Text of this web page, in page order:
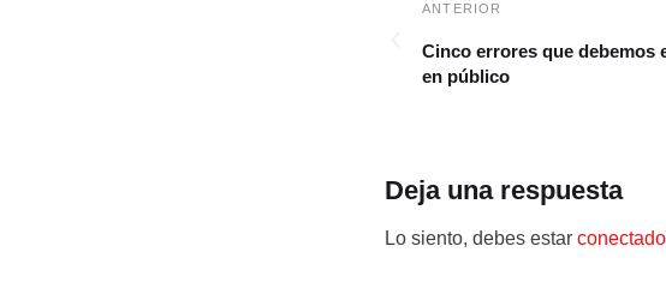
Cinco errores que debemos
en público
Deja una respuesta
Lo siento, debes estar conectado